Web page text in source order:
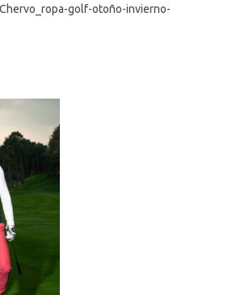
Chervo_ropa-golf-otoño-invierno-